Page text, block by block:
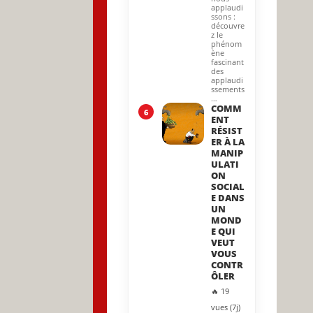
applaudi
ssons :
découvre
z le
phénom
ène
fascinant
des
applaudi
ssements
…
6
COMM
ENT
RÉSIST
ER À LA
MANIP
ULATI
ON
SOCIAL
E DANS
UN
MOND
E QUI
VEUT
VOUS
CONTR
ÔLER
🔥 19
vues (7j)